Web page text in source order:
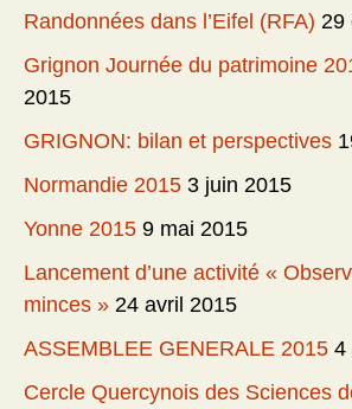
Randonnées dans l’Eifel (RFA) 29
Grignon Journée du patrimoine
2015
GRIGNON: bilan et perspectives
Normandie 2015 3 juin 2015
Yonne 2015 9 mai 2015
Lancement d’une activité «
minces » 24 avril 2015
ASSEMBLEE GENERALE 2015 4
Cercle Quercynois des Sciences